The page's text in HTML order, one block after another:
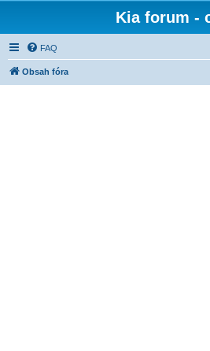
Kia forum -
FAQ
Obsah fóra